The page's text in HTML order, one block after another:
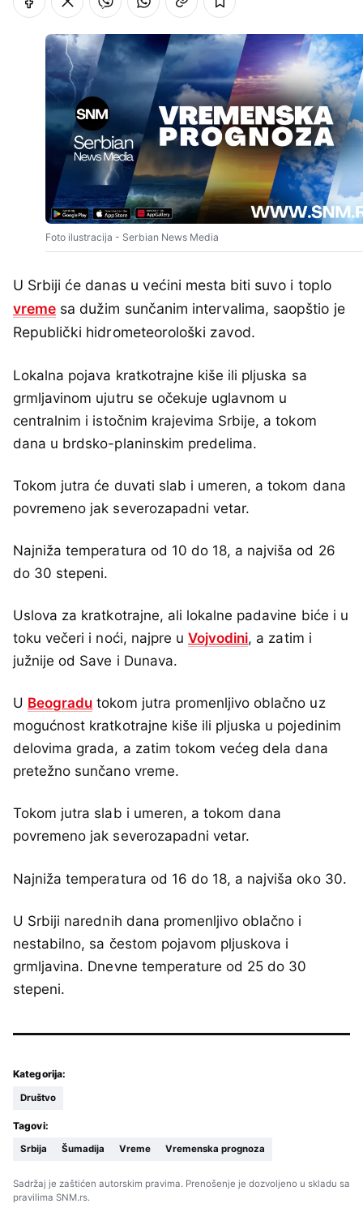
Foto ilustracija - Serbian News Media
U Srbiji će danas u većini mesta biti suvo i toplo
vreme sa dužim sunčanim intervalima, saopštio je
Republički hidrometeorološki zavod.
Lokalna pojava kratkotrajne kiše ili pljuska sa
grmljavinom ujutru se očekuje uglavnom u
centralnim i istočnim krajevima Srbije, a tokom
dana u brdsko-planinskim predelima.
Tokom jutra će duvati slab i umeren, a tokom dana
povremeno jak severozapadni vetar.
Najniža temperatura od 10 do 18, a najviša od 26
do 30 stepeni.
Uslova za kratkotrajne, ali lokalne padavine biće i u
toku večeri i noći, najpre u Vojvodini, a zatim i
južnije od Save i Dunava.
U Beogradu tokom jutra promenljivo oblačno uz
mogućnost kratkotrajne kiše ili pljuska u pojedinim
delovima grada, a zatim tokom većeg dela dana
pretežno sunčano vreme.
Tokom jutra slab i umeren, a tokom dana
povremeno jak severozapadni vetar.
Najniža temperatura od 16 do 18, a najviša oko 30.
U Srbiji narednih dana promenljivo oblačno i
nestabilno, sa čestom pojavom pljuskova i
grmljavina. Dnevne temperature od 25 do 30
stepeni.
Kategorija:
Društvo
Tagovi:
Srbija Šumadija Vreme Vremenska prognoza
Sadržaj je zaštićen autorskim pravima. Prenošenje je dozvoljeno u skladu sa
pravilima SNM.rs.